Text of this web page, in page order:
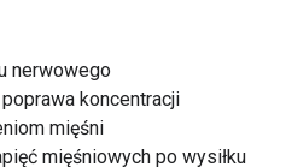
nerwowego
koncentracji
mięśni
mięśniowych po wysiłku